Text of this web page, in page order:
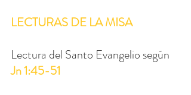
LECTURAS DE LA MISA
Lectura del Santo Evangelio según
Jn 1:45-51